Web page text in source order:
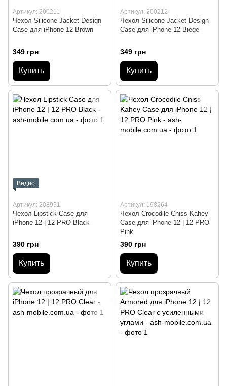
Артикул: 200211
Чехол Silicone Jacket Design
Case для iPhone 12 Brown
349 грн
Купить
Артикул: 200212
Чехол Silicone Jacket Design
Case для iPhone 12 Biege
349 грн
Купить
Видео
Артикул: 208951
Чехол Lipstick Case для
iPhone 12 | 12 PRO Black
390 грн
Купить
Артикул: 198264
Чехол Crocodile Cniss Kahey
Case для iPhone 12 | 12 PRO
Pink
390 грн
Купить